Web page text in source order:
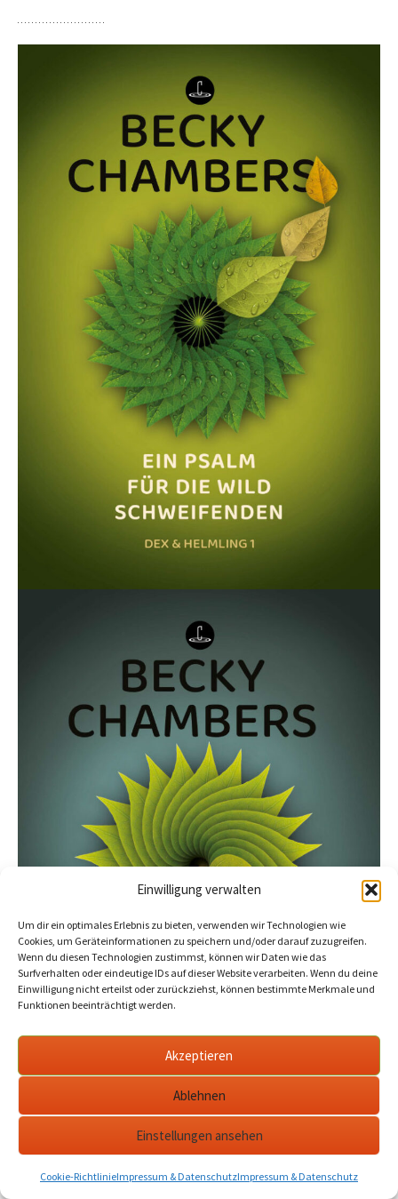
Einwilligung verwalten
Um dir ein optimales Erlebnis zu bieten, verwenden wir Technologien wie
Cookies, um Geräteinformationen zu speichern und/oder darauf zuzugreifen.
Wenn du diesen Technologien zustimmst, können wir Daten wie das
Surfverhalten oder eindeutige IDs auf dieser Website verarbeiten. Wenn du deine
Einwilligung nicht erteilst oder zurückziehst, können bestimmte Merkmale und
Funktionen beeinträchtigt werden.
Akzeptieren
Ablehnen
Einstellungen ansehen
Cookie-RichtlinieImpressum & DatenschutzImpressum & Datenschutz